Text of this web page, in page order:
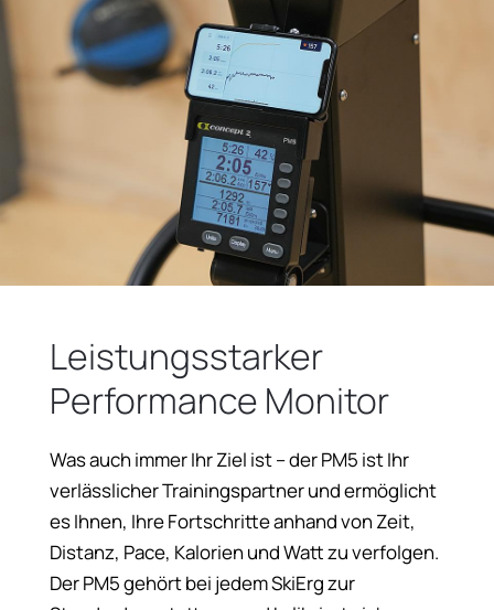
Leistungsstarker
Performance Monitor
Was auch immer Ihr Ziel ist – der PM5 ist Ihr
verlässlicher Trainingspartner und ermöglicht
es Ihnen, Ihre Fortschritte anhand von Zeit,
Distanz, Pace, Kalorien und Watt zu verfolgen.
Der PM5 gehört bei jedem SkiErg zur